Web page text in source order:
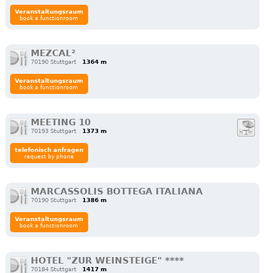
Veranstaltungsraum
book a functionroom
MEZCAL²
70190 Stuttgart 1364 m
Veranstaltungsraum
book a functionroom
MEETING 10
70193 Stuttgart 1373 m
telefonisch anfragen
request by phone
MARCASSOLIS BOTTEGA ITALIANA
70190 Stuttgart 1386 m
Veranstaltungsraum
book a functionroom
HOTEL "ZUR WEINSTEIGE" ****
70184 Stuttgart 1417 m